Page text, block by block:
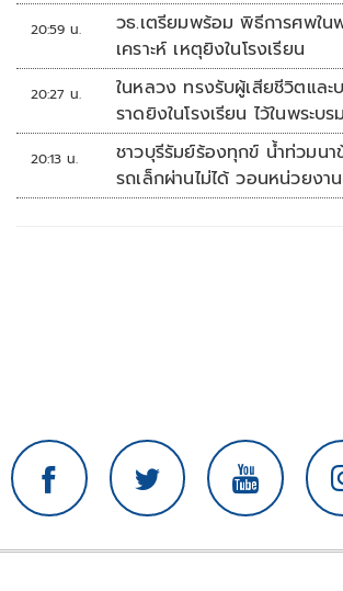
20:59 น.
วธ.เตรียมพร้อม พิธีการศพใน
เคราะห์ เหตุยิงในโรงเรียน
20:27 น.
ในหลวง ทรงรับผู้เสียชีวิตและ
ราดยิงในโรงเรียน ไว้ในพระบร
20:13 น.
ชาวบุรีรัมย์ร้องทุกข์ น้ำท่วมนา
รถเล็กผ่านไม่ได้ วอนหน่วยงาน